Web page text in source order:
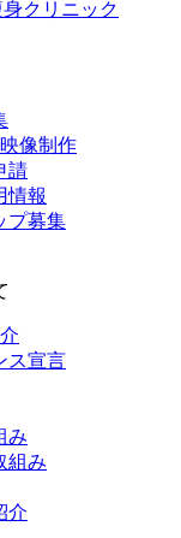
像制作
請
情報
プ募集
ス宣言
み
組み
介